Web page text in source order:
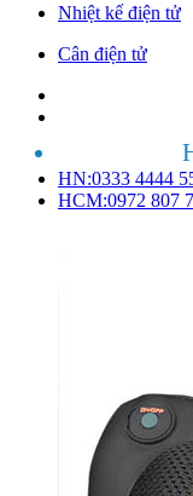
Nhiệt kế điện tử
Cân điện tử
HN:0333 4444
HCM:0972 807